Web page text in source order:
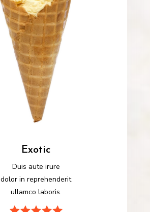
Exotic
Duis aute irure
dolor in reprehenderit
ullamco laboris.